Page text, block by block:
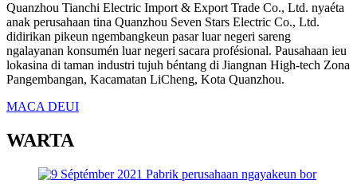
Quanzhou Tianchi Electric Import & Export Trade Co., Ltd. nyaéta
anak perusahaan tina Quanzhou Seven Stars Electric Co., Ltd.
didirikan pikeun ngembangkeun pasar luar negeri sareng
ngalayanan konsumén luar negeri sacara profésional. Pausahaan ieu
lokasina di taman industri tujuh béntang di Jiangnan High-tech Zona
Pangembangan, Kacamatan LiCheng, Kota Quanzhou.
MACA DEUI
WARTA